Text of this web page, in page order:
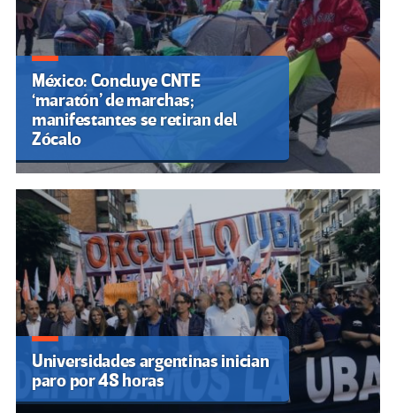
México: Concluye CNTE
‘maratón’ de marchas;
manifestantes se retiran del
Zócalo
Universidades argentinas inician
paro por 48 horas